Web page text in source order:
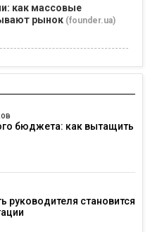
как массовые
рынок (founder.ua)
бюджета: как вытащить
руководителя становится